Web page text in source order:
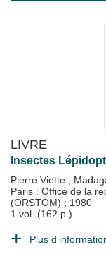
LIVRE
Insectes
Pierre Viette ;
Paris : Office de la
(ORSTOM) ; 1980
1 vol. (162 p.)
Plus